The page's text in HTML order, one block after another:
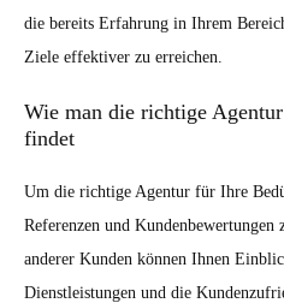
die bereits Erfahrung in Ihrem
Ziele effektiver zu erreichen.
Wie man die richtige
findet
Um die richtige Agentur für Ihre
Referenzen und
anderer Kunden können Ihnen
Dienstleistungen und die